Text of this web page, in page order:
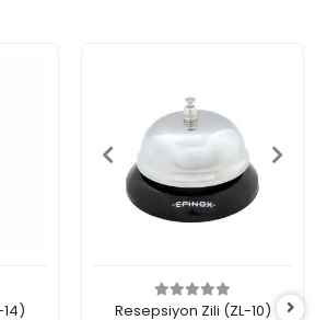
Resepsiyon Zili (ZL-10)